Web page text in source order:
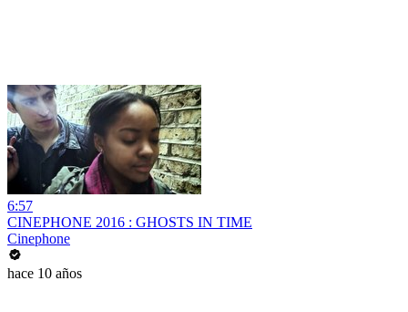
6:57
CINEPHONE 2016 : GHOSTS IN TIME
Cinephone
hace 10 años